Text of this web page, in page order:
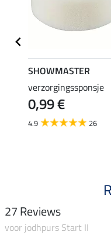
SHOWMASTER
verzorgingssponsje
0,99 €
4.9 26
27 Reviews
voor jodhpurs Start II